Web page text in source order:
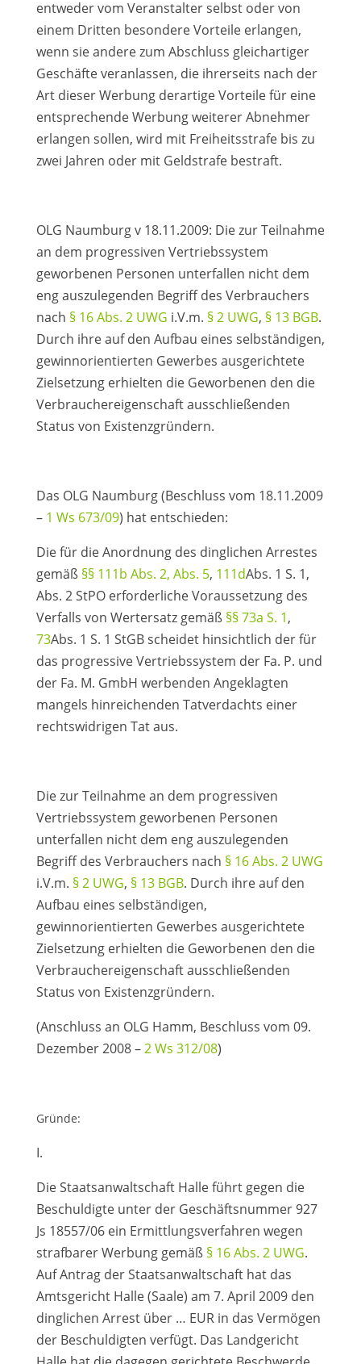
entweder vom Veranstalter selbst oder von
einem Dritten besondere Vorteile erlangen,
wenn sie andere zum Abschluss gleichartiger
Geschäfte veranlassen, die ihrerseits nach der
Art dieser Werbung derartige Vorteile für eine
entsprechende Werbung weiterer Abnehmer
erlangen sollen, wird mit Freiheitsstrafe bis zu
zwei Jahren oder mit Geldstrafe bestraft.
OLG Naumburg v 18.11.2009: Die zur Teilnahme
an dem progressiven Vertriebssystem
geworbenen Personen unterfallen nicht dem
eng auszulegenden Begriff des Verbrauchers
nach § 16 Abs. 2 UWG i.V.m. § 2 UWG, § 13 BGB.
Durch ihre auf den Aufbau eines selbständigen,
gewinnorientierten Gewerbes ausgerichtete
Zielsetzung erhielten die Geworbenen den die
Verbrauchereigenschaft ausschließenden
Status von Existenzgründern.
Das OLG Naumburg (Beschluss vom 18.11.2009
– 1 Ws 673/09) hat entschieden:
Die für die Anordnung des dinglichen Arrestes
gemäß §§ 111b Abs. 2, Abs. 5, 111dAbs. 1 S. 1,
Abs. 2 StPO erforderliche Voraussetzung des
Verfalls von Wertersatz gemäß §§ 73a S. 1,
73Abs. 1 S. 1 StGB scheidet hinsichtlich der für
das progressive Vertriebssystem der Fa. P. und
der Fa. M. GmbH werbenden Angeklagten
mangels hinreichenden Tatverdachts einer
rechtswidrigen Tat aus.
Die zur Teilnahme an dem progressiven
Vertriebssystem geworbenen Personen
unterfallen nicht dem eng auszulegenden
Begriff des Verbrauchers nach § 16 Abs. 2 UWG
i.V.m. § 2 UWG, § 13 BGB. Durch ihre auf den
Aufbau eines selbständigen,
gewinnorientierten Gewerbes ausgerichtete
Zielsetzung erhielten die Geworbenen den die
Verbrauchereigenschaft ausschließenden
Status von Existenzgründern.
(Anschluss an OLG Hamm, Beschluss vom 09.
Dezember 2008 –2 Ws 312/08)
Gründe:
I.
Die Staatsanwaltschaft Halle führt gegen die
Beschuldigte unter der Geschäftsnummer 927
Js 18557/06 ein Ermittlungsverfahren wegen
strafbarer Werbung gemäß § 16 Abs. 2 UWG.
Auf Antrag der Staatsanwaltschaft hat das
Amtsgericht Halle (Saale) am 7. April 2009 den
dinglichen Arrest über … EUR in das Vermögen
der Beschuldigten verfügt. Das Landgericht